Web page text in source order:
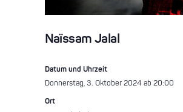
Naïssam Jalal
Datum und Uhrzeit
Donnerstag, 3. Oktober 2024 ab 20:00
Ort